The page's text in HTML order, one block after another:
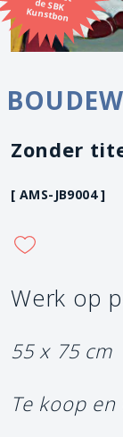
Kunstbon
Zonder
[ AMS-JB9004 ]
Werk op
55 x 75 cm
Te koop